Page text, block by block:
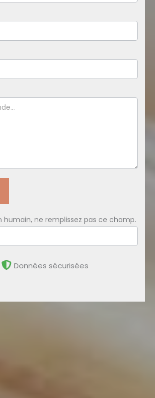
humain, ne remplissez pas ce champ.
Données sécurisées